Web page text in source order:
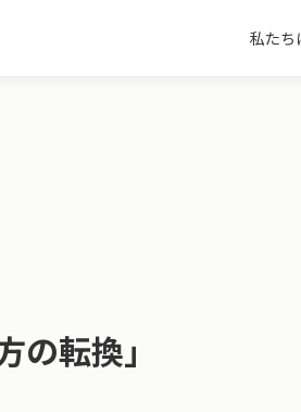
私たち
転換」